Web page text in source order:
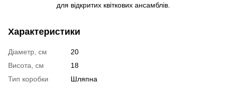
для відкритих квіткових ансамблів.
Характеристики
Діаметр, см
20
Висота, см
18
Тип коробки
Шляпна